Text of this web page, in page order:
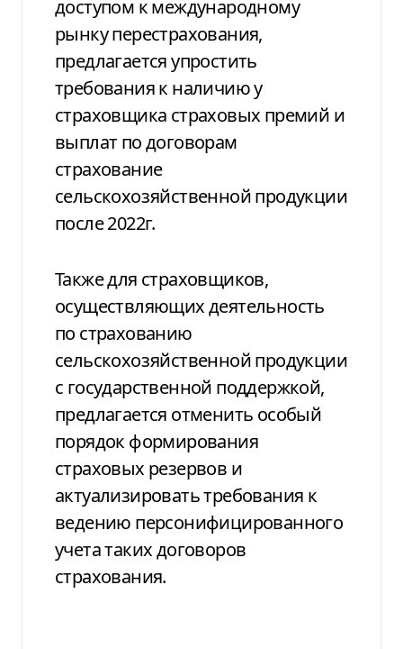
доступом к международному
рынку перестрахования,
предлагается упростить
требования к наличию у
страховщика страховых премий и
выплат по договорам
страхование
сельскохозяйственной продукции
после 2022г.
Также для страховщиков,
осуществляющих деятельность
по страхованию
сельскохозяйственной продукции
с государственной поддержкой,
предлагается отменить особый
порядок формирования
страховых резервов и
актуализировать требования к
ведению персонифицированного
учета таких договоров
страхования.